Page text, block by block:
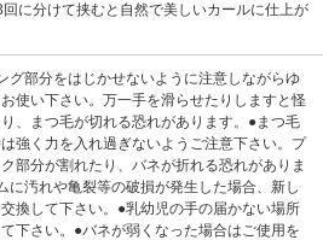
に分けて挟むと自然で美しいカールに仕上が
グ部分をはじかせないように注意しながらゆ
使い下さい。万一手を滑らせたりしますと怪
、まつ毛が切れる恐れがあります。●まつ毛
強く力を入れ過ぎないようご注意下さい。プ
部分が割れたり、バネが折れる恐れがありま
に汚れや亀裂等の破損が発生した場合、新し
換して下さい。●乳幼児の手の届かない場所
下さい。●バネが弱くなった場合はご使用を